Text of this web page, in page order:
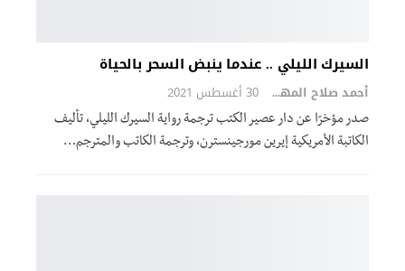
السيرك الليلي .. عندما ينبض السحر بالحياة
أحمد صلاح المهدي 30 أغسطس 2021
صدر مؤخرًا عن دار عصير الكتب ترجمة رواية السيرك الليلي، تأليف
الكاتبة الأمريكية إيرين مورجينسترن، وترجمة الكاتب والمترجم…